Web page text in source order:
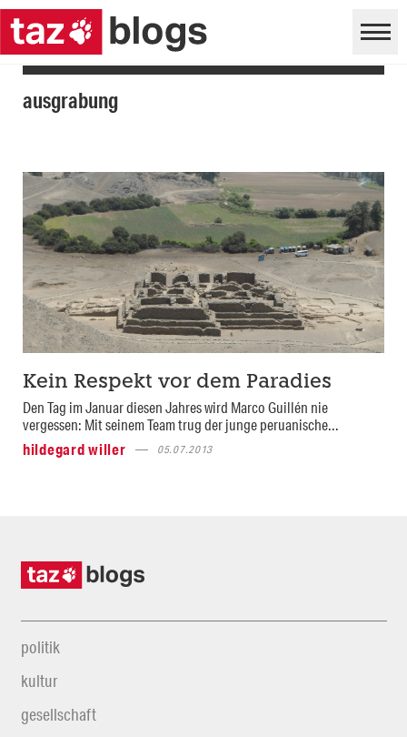
ausgrabung
Kein Respekt vor dem Paradies
Den Tag im Januar diesen Jahres wird Marco Guillén nie
vergessen: Mit seinem Team trug der junge peruanische...
hildegard willer
05.07.2013
politik
kultur
gesellschaft